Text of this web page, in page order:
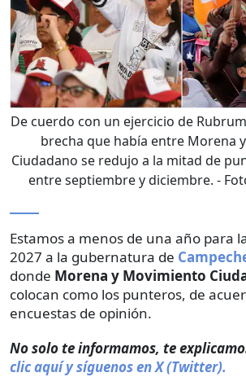
De cuerdo con un ejercicio de
brecha que había entre Morena
Ciudadano se redujo a la mitad de
entre septiembre y diciembre. -
Estamos a menos de una año para
2027 a la gubernatura de
donde Morena y Movimiento
colocan como los punteros, de
encuestas de opinión.
No solo te informamos, te
clic aquí y síguenos en X (Twitter).